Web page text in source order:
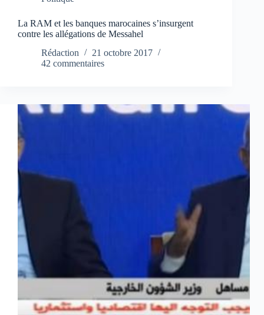
La RAM et les banques marocaines s’insurgent
contre les allégations de Messahel
Rédaction
21 octobre 2017
42 commentaires